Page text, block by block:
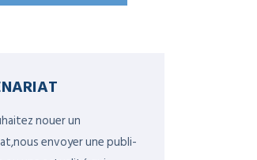
nouer un
envoyer une publi-